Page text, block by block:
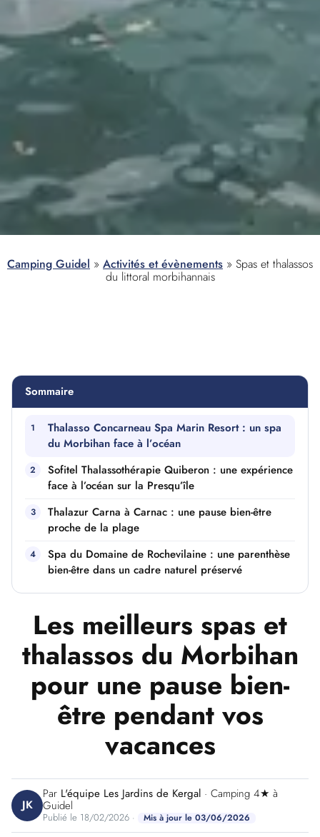
Camping Guidel » Activités et évènements » Spas et thalassos
du littoral morbihannais
Sommaire
Thalasso Concarneau Spa Marin Resort : un spa
du Morbihan face à l’océan
Sofitel Thalassothérapie Quiberon : une expérience
face à l’océan sur la Presqu’île
Thalazur Carna à Carnac : une pause bien-être
proche de la plage
Spa du Domaine de Rochevilaine : une parenthèse
bien-être dans un cadre naturel préservé
Les meilleurs spas et
thalassos du Morbihan
pour une pause bien-
être pendant vos
vacances
JK
Par L'équipe Les Jardins de Kergal · Camping 4★ à
Guidel
Publié le 18/02/2026 · Mis à jour le 03/06/2026